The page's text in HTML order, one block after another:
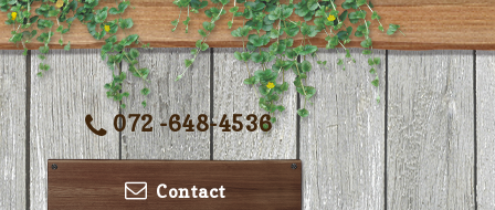
072 -648-4536
Contact